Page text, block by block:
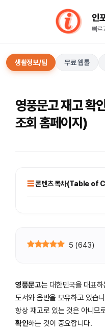
인
빠르
생활정보/팁 무료 웹툴
영풍문고 재고 확
조회 홈페이지)
콘텐츠 목차(Table of
5 (643)
영풍문고는 대한민국을 대표
도서와 음반을 보유하고 있습
항상 재고로 있는 것은 아니므
확인하는 것이 중요합니다.